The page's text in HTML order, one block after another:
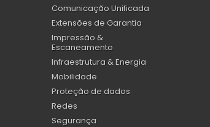
Comunicação Unificada
Extensões de Garantia
Impressão &
Escaneamento
Infraestrutura & Energia
Mobilidade
Proteção de dados
Redes
Segurança